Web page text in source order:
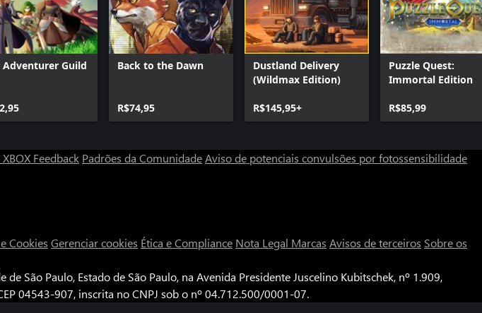
Adventurer Guild Back to the Dawn
R$74,95
Dustland Delivery
(Wildmax Edition)
R$145,95+
Puzzle Quest:
Immortal Edition
R$85,99
Feedback Padrões da ComunidadeAviso de potenciais convulsões por fotossensibilidade
Cookies Gerenciar cookies Ética e Compliance Nota Legal Marcas Avisos de terceiros Sobre os
São Paulo, Estado de São Paulo, na Avenida Presidente Juscelino Kubitschek, nº 1.909,
04543-907, inscrita no CNPJ sob o nº 04.712.500/0001-07.